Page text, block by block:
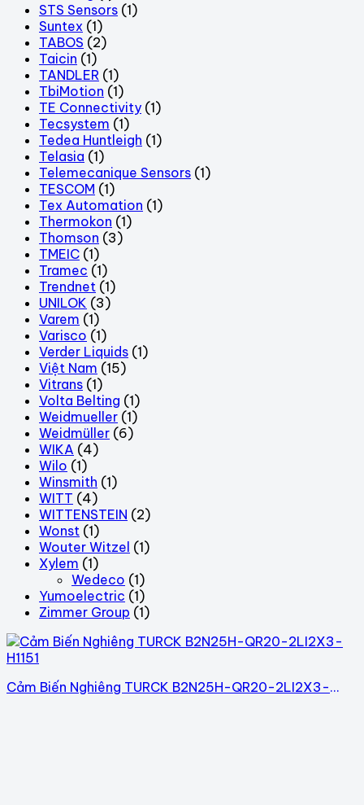
STS Sensors (1)
Suntex (1)
TABOS (2)
Taicin (1)
TANDLER (1)
TbiMotion (1)
TE Connectivity (1)
Tecsystem (1)
Tedea Huntleigh (1)
Telasia (1)
Telemecanique Sensors (1)
TESCOM (1)
Tex Automation (1)
Thermokon (1)
Thomson (3)
TMEIC (1)
Tramec (1)
Trendnet (1)
UNILOK (3)
Varem (1)
Varisco (1)
Verder Liquids (1)
Việt Nam (15)
Vitrans (1)
Volta Belting (1)
Weidmueller (1)
Weidmüller (6)
WIKA (4)
Wilo (1)
Winsmith (1)
WITT (4)
WITTENSTEIN (2)
Wonst (1)
Wouter Witzel (1)
Xylem (1)
Wedeco (1)
Yumoelectric (1)
Zimmer Group (1)
Cảm Biến Nghiêng TURCK B2N25H-QR20-2LI2X3-